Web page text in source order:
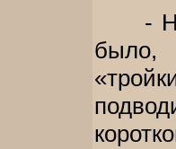
-
было,